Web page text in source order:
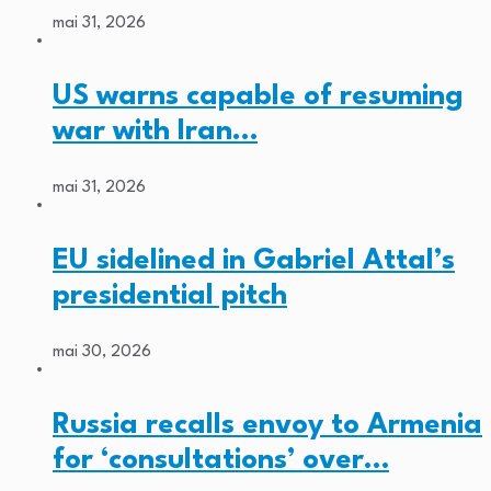
mai 31, 2026
US warns capable of resuming
war with Iran…
mai 31, 2026
EU sidelined in Gabriel Attal’s
presidential pitch
mai 30, 2026
Russia recalls envoy to Armenia
for ‘consultations’ over…